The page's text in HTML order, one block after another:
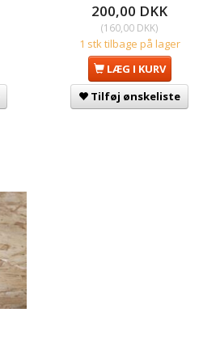
200,00 DKK
(160,00 DKK)
1 stk tilbage på lager
LÆG I KURV
Tilføj ønskeliste